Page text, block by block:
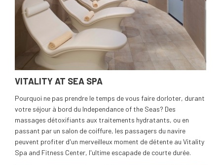
VITALITY AT SEA SPA
Pourquoi ne pas prendre le temps de vous faire dorloter, durant
votre séjour à bord du Independance of the Seas? Des
massages détoxifiants aux traitements hydratants, ou en
passant par un salon de coiffure, les passagers du navire
peuvent profiter d'un merveilleux moment de détente au Vitality
Spa and Fitness Center, l'ultime escapade de courte durée.